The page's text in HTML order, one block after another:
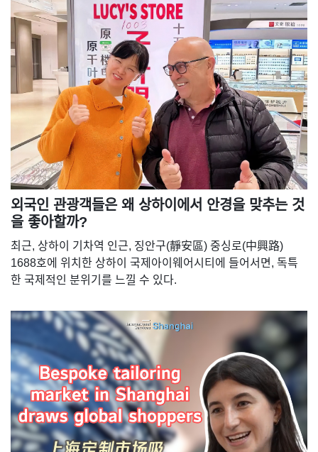
외국인 관광객들은 왜 상하이에서 안경을 맞추는 것
을 좋아할까?
최근, 상하이 기차역 인근, 징안구(靜安區) 중싱로(中興路)
1688호에 위치한 상하이 국제아이웨어시티에 들어서면, 독특
한 국제적인 분위기를 느낄 수 있다.